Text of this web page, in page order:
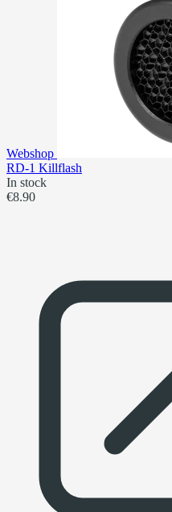
Webshop
RD-1 Killflash
In stock
€8.90